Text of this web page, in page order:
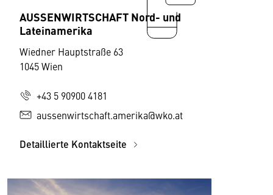
AUSSENWIRTSCHAFT Nord- und
Lateinamerika
Wiedner Hauptstraße 63
1045 Wien
+43 5 90900 4181
aussenwirtschaft.amerika@wko.at
Detaillierte Kontaktseite